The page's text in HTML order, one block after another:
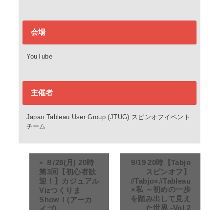
会場
YouTube
主催者
Japan Tableau User Group (JTUG) スピンオフイベント
チーム
« ８/28(月) 20時
第3回【初心者歓
迎！】カジュアル
Vizつくりま
Show！(アーカ
9/19 20時【Tabjo
スピンオフ】
#Tabjo×#Tableau
×私 ～初めの一歩
を踏み出して見え
た世界 -Vol.2